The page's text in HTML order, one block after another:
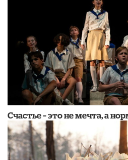
Счастье – это не мечта, а